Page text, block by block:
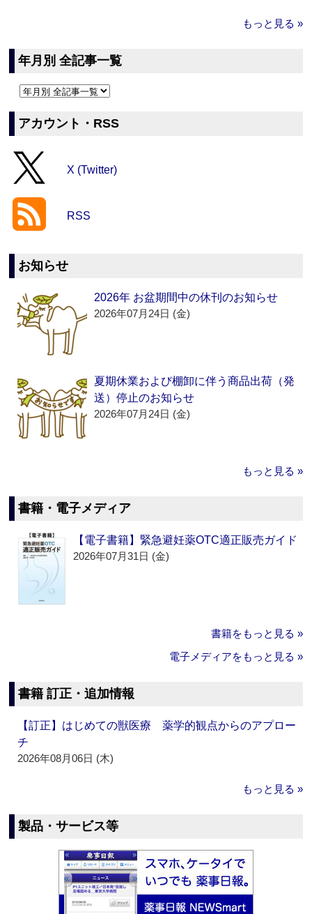
もっと見る »
年月別 全記事一覧
アカウント・RSS
X (Twitter)
RSS
お知らせ
2026年 お盆期間中の休刊のお知らせ
2026年07月24日 (金)
夏期休業および棚卸に伴う商品出荷（発
送）停止のお知らせ
2026年07月24日 (金)
もっと見る »
書籍・電子メディア
【電子書籍】緊急避妊薬OTC適正販売ガイド
2026年07月31日 (金)
書籍をもっと見る »
電子メディアをもっと見る »
書籍 訂正・追加情報
【訂正】はじめての獣医療 薬学的観点からのアプロー
チ
2026年08月06日 (木)
もっと見る »
製品・サービス等